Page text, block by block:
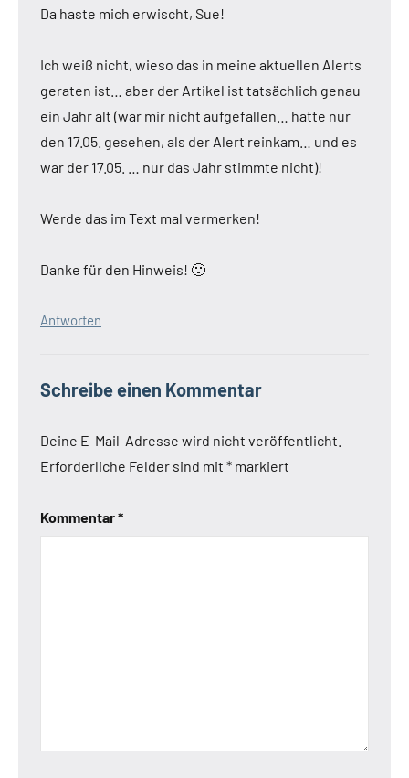
Da haste mich erwischt, Sue!
Ich weiß nicht, wieso das in meine aktuellen Alerts
geraten ist… aber der Artikel ist tatsächlich genau
ein Jahr alt (war mir nicht aufgefallen… hatte nur
den 17.05. gesehen, als der Alert reinkam… und es
war der 17.05. … nur das Jahr stimmte nicht)!
Werde das im Text mal vermerken!
Danke für den Hinweis! 🙂
Antworten
Schreibe einen Kommentar
Deine E-Mail-Adresse wird nicht veröffentlicht.
Erforderliche Felder sind mit * markiert
Kommentar*